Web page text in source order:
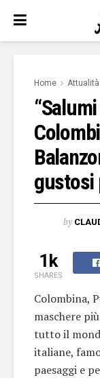
Home Attualità
gustosi
by
1k
SHARES
Colombina,
maschere
tutto il
italiane,
paesaggi e